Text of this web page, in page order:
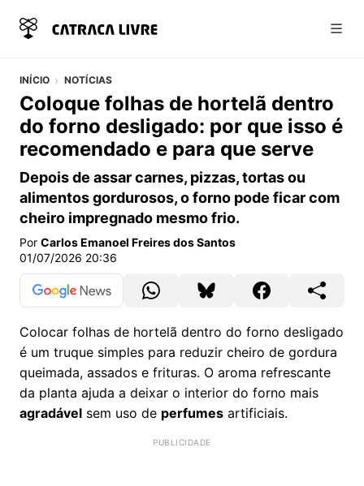
INÍCIO NOTÍCIAS
Coloque folhas de hortelã dentro
do forno desligado: por que isso é
recomendado e para que serve
Depois de assar carnes, pizzas, tortas ou
alimentos gordurosos, o forno pode ficar com
cheiro impregnado mesmo frio.
Por Carlos Emanoel Freires dos Santos
01/07/2026 20:36
Colocar folhas de hortelã dentro do forno desligado
é um truque simples para reduzir cheiro de gordura
queimada, assados e frituras. O aroma refrescante
da planta ajuda a deixar o interior do forno mais
agradável sem uso de perfumes artificiais.